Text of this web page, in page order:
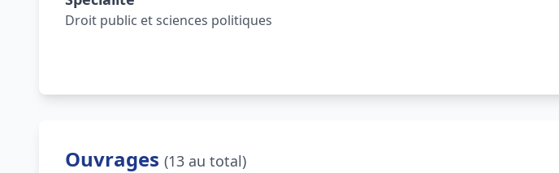
Droit public et sciences politiques
Ouvrages (13 au total)